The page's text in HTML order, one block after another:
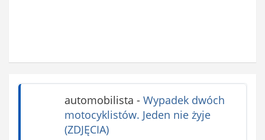
automobilista - Wypadek dwóch
motocyklistów. Jeden nie żyje
(ZDJĘCIA)